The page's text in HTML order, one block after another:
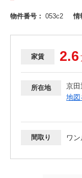
物件番号： 053c2 情
家賃 2.6
所在地
京田
地図
間取り ワ